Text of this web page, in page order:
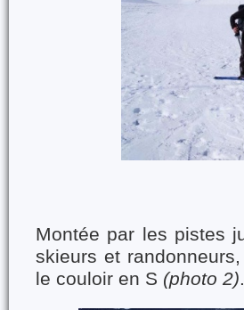
Montée par les pistes
skieurs et
le couloir en S (photo 2).